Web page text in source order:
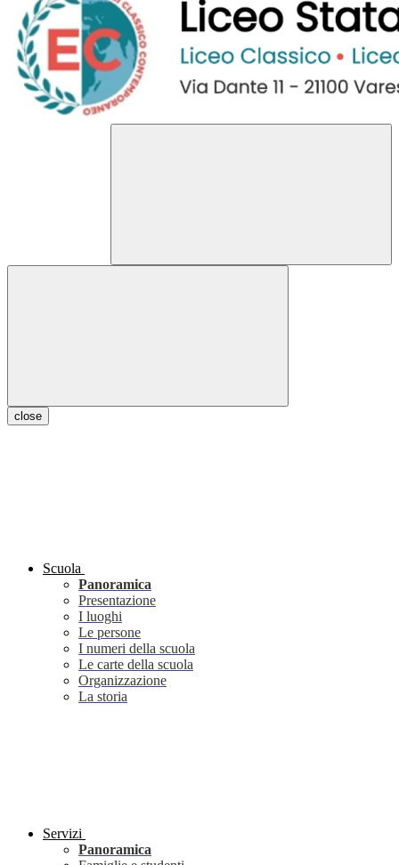
close
Scuola
Panoramica
Presentazione
I luoghi
Le persone
I numeri della scuola
Le carte della scuola
Organizzazione
La storia
Servizi
Panoramica